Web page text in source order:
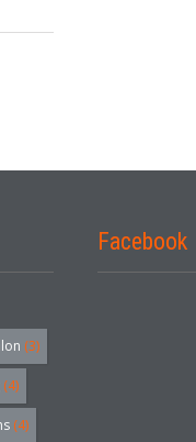
(3)
(4)
(4)
Facebook